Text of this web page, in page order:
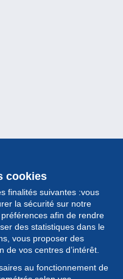
cookies
finalités suivantes :vous
la sécurité sur notre
afin de rendre
des statistiques dans le
vous proposer des
de vos centres d’intérêt.
au fonctionnement de